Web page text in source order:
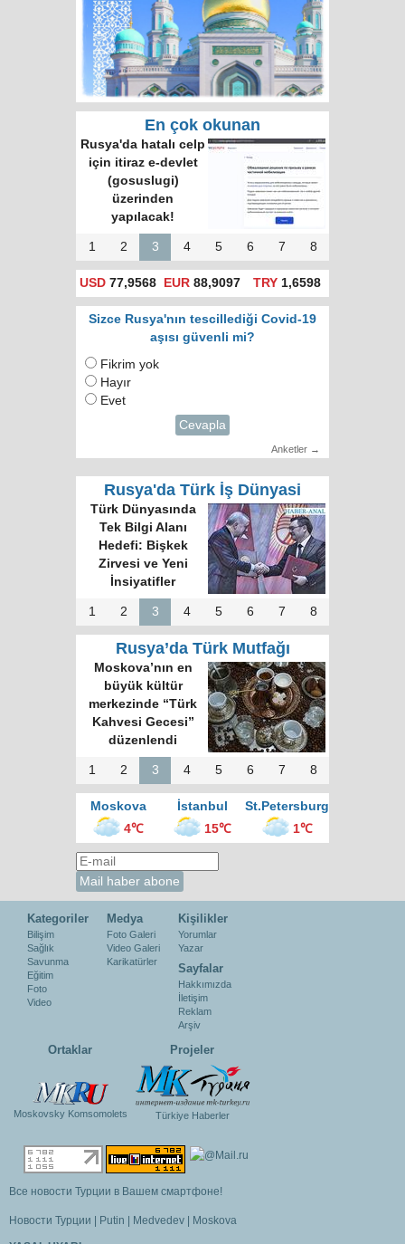
En çok okunan
Rusya'da hatalı celp
için itiraz e-devlet
(gosuslugi)
üzerinden
yapılacak!
1 2 3 4 5 6 7 8
USD 77,9568 EUR 88,9097 TRY1,6598
Sizce Rusya'nın tescillediği Covid-19
aşısı güvenli mi?
Fikrim yok
Hayır
Evet
Cevapla
Anketler →
Rusya'da Türk İş Dünyasi
Türk Dünyasında
Tek Bilgi Alanı
Hedefi: Bişkek
Zirvesi ve Yeni
İnsiyatifler
1 2 3 4 5 6 7 8
Rusya’da Türk Mutfağı
Moskova’nın en
büyük kültür
merkezinde “Türk
Kahvesi Gecesi”
düzenlendi
1 2 3 4 5 6 7 8
Moskova İstanbul
St.Petersburg
4℃
15℃ 1℃
Kategoriler
Bilişim
Sağlık
Savunma
Eğitim
Foto
Video
Medya
Foto Galeri
Video Galeri
Karikatürler
Kişilikler
Yorumlar
Yazar
Sayfalar
Hakkımızda
İletişim
Reklam
Arşiv
Ortaklar
Moskovsky Komsomolets
Projeler
Türkiye Haberler
Все новости Турции в Вашем смартфоне!
Новости Турции Putin Medvedev Moskova